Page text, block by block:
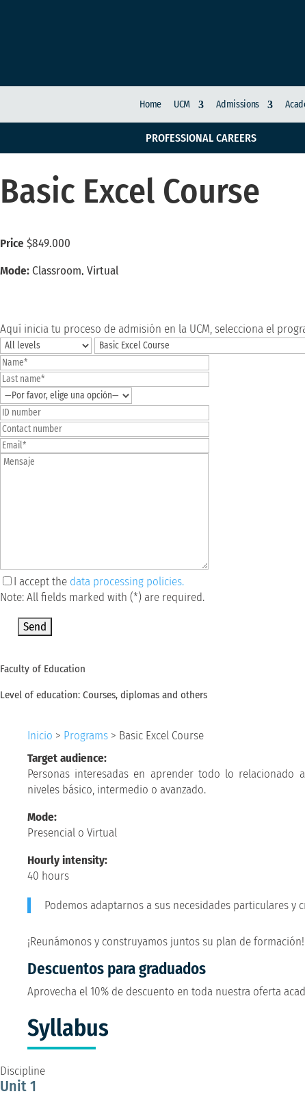
Home UCM Admissions
PROFESSIONAL CAREERS
Basic Excel Course
Price $849.000
Mode:Classroom, Virtual
Aquí inicia tu proceso de admisión en la UCM, selecciona el
I accept the data processing policies.
Note: All fields marked with (*) are required.
Faculty of Education
Level of education: Courses, diplomas and others
Inicio > Programs > Basic Excel Course
Target audience:
Personas interesadas en aprender todo lo relacionado
niveles básico, intermedio o avanzado.
Mode:
Presencial o Virtual
Hourly intensity:
40 hours
Podemos adaptarnos a sus necesidades particulares y
¡Reunámonos y construyamos juntos su plan de formación!
Descuentos para graduados
Aprovecha el 10% de descuento en toda nuestra oferta
Syllabus
Discipline
Unit 1